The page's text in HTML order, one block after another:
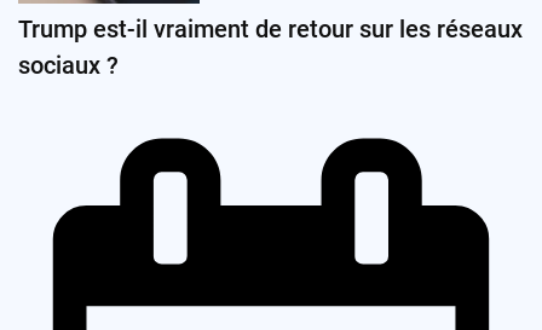
Trump est-il vraiment de retour sur les réseaux
sociaux ?